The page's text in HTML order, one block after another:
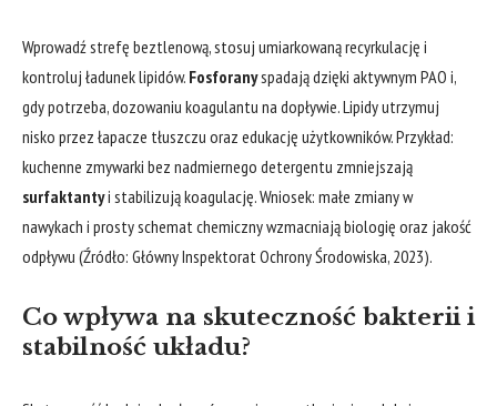
Wprowadź strefę beztlenową, stosuj umiarkowaną recyrkulację i
kontroluj ładunek lipidów. Fosforanyspadają dzięki aktywnym PAO i,
gdy potrzeba, dozowaniu koagulantu na dopływie. Lipidy utrzymuj
nisko przez łapacze tłuszczu oraz edukację użytkowników. Przykład:
kuchenne zmywarki bez nadmiernego detergentu zmniejszają
surfaktantyi stabilizują koagulację. Wniosek: małe zmiany w
nawykach i prosty schemat chemiczny wzmacniają biologię oraz jakość
odpływu (Źródło: Główny Inspektorat Ochrony Środowiska, 2023).
Co wpływa na skuteczność bakterii i
stabilność układu?